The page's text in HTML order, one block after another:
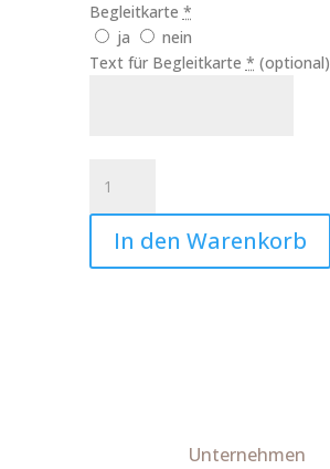
Begleitkarte *
ja
nein
Text für Begleitkarte * (optional)
Lebensbaum
Noah
Art.Nr.:10512
Menge
In den Warenkorb
Unternehmen